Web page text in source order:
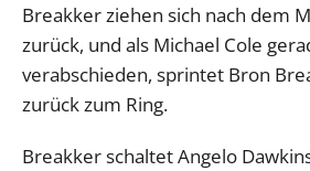
Breakker ziehen sich nach dem
zurück, und als Michael Cole
verabschieden, sprintet Bron
zurück zum Ring.
Breakker schaltet Angelo